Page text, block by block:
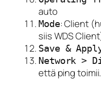
auto
Mode: Client
siis WDS
Save &
Network >
että ping toimii.